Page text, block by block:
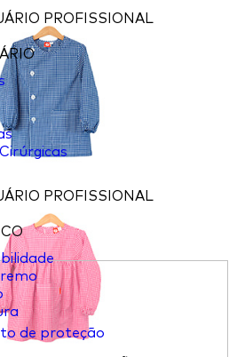
PROFISSIONAL
PROFISSIONAL
de proteção